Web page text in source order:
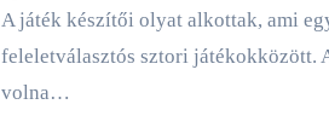
A játék készítői olyat alkottak, ami egyelőre példa nélküli a
feleletválasztós sztori játékokközött.
volna…